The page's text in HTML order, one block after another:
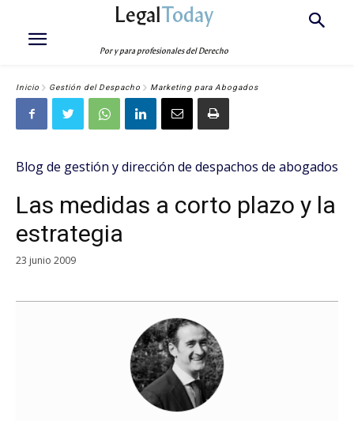
LegalToday
Por y para profesionales del Derecho
Inicio Gestión del Despacho Marketing para Abogados
Blog de gestión y dirección de despachos de abogados
Las medidas a corto plazo y la
estrategia
23 junio 2009